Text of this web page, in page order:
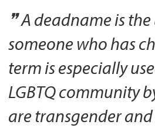
A deadname is
someone who has
term is especially
LGBTQ community
are transgender